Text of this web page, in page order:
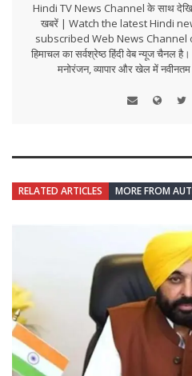
Hindi TV News Channel के साथ देखिये
खबरें | Watch the latest Hindi
subscribed Web News Channel
हिमाचल का सर्वश्रेष्ठ हिंदी वेब न्यूज चैनल
मनोरंजन, व्यापार और खेल में नवीनतम
RELATED ARTICLES MORE FROM